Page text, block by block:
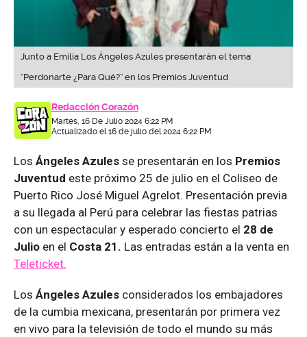
Junto a Emilia Los Ángeles Azules presentarán el tema
“Perdonarte ¿Para Qué?” en los Premios Juventud
Redacción Corazón
Martes, 16 De Julio 2024 6:22 PM
Actualizado el 16 de julio del 2024 6:22 PM
Los Ángeles Azules se presentarán en los Premios
Juventud este próximo 25 de julio en el Coliseo de
Puerto Rico José Miguel Agrelot. Presentación previa
a su llegada al Perú para celebrar las fiestas patrias
con un espectacular y esperado concierto el 28 de
Julio en el Costa 21. Las entradas están a la venta en
Teleticket.
Los Ángeles Azules considerados los embajadores
de la cumbia mexicana, presentarán por primera vez
en vivo para la televisión de todo el mundo su más